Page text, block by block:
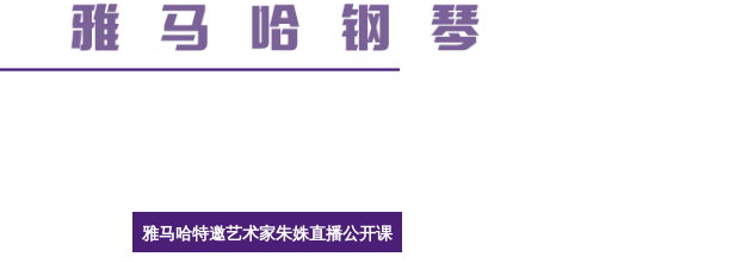
雅马哈特邀艺术家朱姝直播公开课